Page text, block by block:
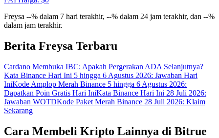
Freysa --% dalam 7 hari terakhir, --% dalam 24 jam terakhir, dan --%
dalam jam terakhir.
Berita Freysa Terbaru
Cardano Membuka IBC: Apakah Pergerakan ADA Selanjutnya?
Kata Binance Hari Ini 5 hingga 6 Agustus 2026: Jawaban Hari
IniKode Amplop Merah Binance 5 hingga 6 Agustus 2026:
Dapatkan Poin Gratis Hari IniKata Binance Hari Ini 28 Juli 2026:
Jawaban WOTDKode Paket Merah Binance 28 Juli 2026: Klaim
Sekarang
Cara Membeli Kripto Lainnya di Bitrue